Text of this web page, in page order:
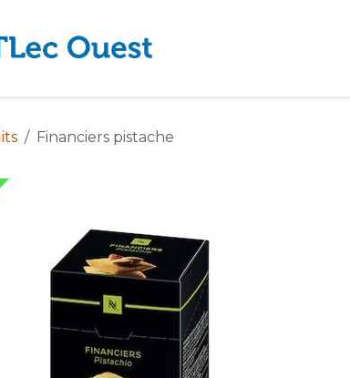
Financiers pistache